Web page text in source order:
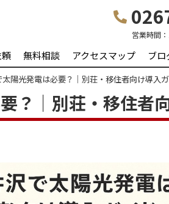
営業時間：
無料相談 アクセスマップ ブ
太陽光発電は必要？｜別荘・移住者向け導入
？｜別荘・移住者